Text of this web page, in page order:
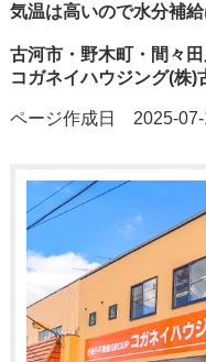
気温は高いので水分補
古河市・野木町・間々
コガネイハウジング(株)
ページ作成日 2025-07-